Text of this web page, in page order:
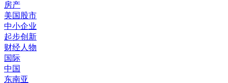
房产
美国股市
中小企业
起步创新
财经人物
国际
中国
东南亚